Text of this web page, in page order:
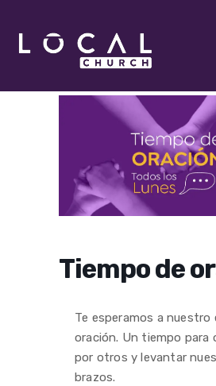
Tiempo de
Te esperamos a nuestro
oración. Un tiempo para
por otros y levantar
brazos.